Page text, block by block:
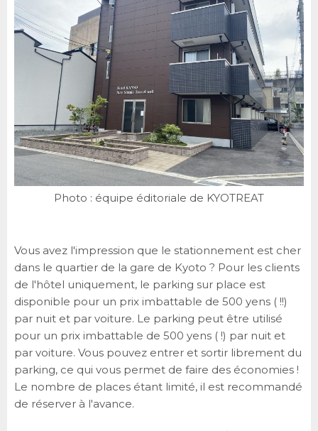
Photo : équipe éditoriale de KYOTREAT
Vous avez l'impression que le stationnement est cher
dans le quartier de la gare de Kyoto ? Pour les clients
de l'hôtel uniquement, le parking sur place est
disponible pour un prix imbattable de 500 yens ( !!)
par nuit et par voiture. Le parking peut être utilisé
pour un prix imbattable de 500 yens ( !) par nuit et
par voiture. Vous pouvez entrer et sortir librement du
parking, ce qui vous permet de faire des économies !
Le nombre de places étant limité, il est recommandé
de réserver à l'avance.